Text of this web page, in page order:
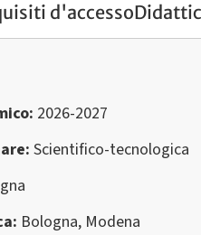
d'accesso
2026-2027
Scientifico-tecnologica
Bologna, Modena